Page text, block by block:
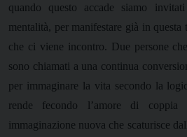
quando questo accade siamo
mentalità, per manifestare già in
che ci viene incontro. Due persone
sono chiamati a una continua
per immaginare la vita secondo la
rende fecondo l’amore di coppia
immaginazione nuova che scaturisce